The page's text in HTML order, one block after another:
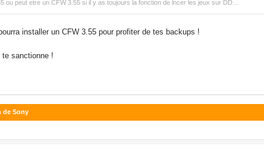
peut etre un CFW 3.55 si il y as toujours la fonction de lncer les jeux sur DD...
installer un CFW 3.55 pour profiter de tes backups !
sanctionne !
de Sony